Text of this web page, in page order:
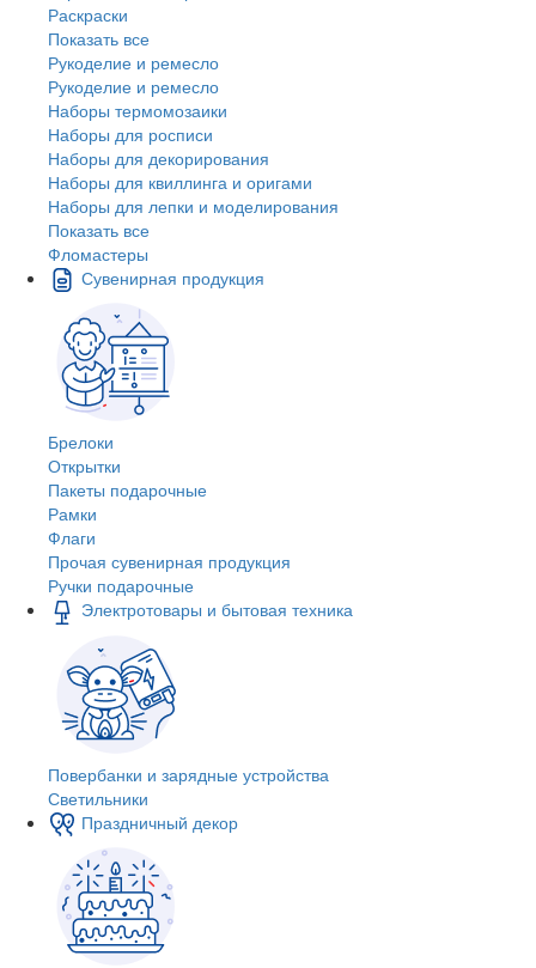
Раскраски
Показать все
Рукоделие и ремесло
Рукоделие и ремесло
Наборы термомозаики
Наборы для росписи
Наборы для декорирования
Наборы для квиллинга и оригами
Наборы для лепки и моделирования
Показать все
Фломастеры
Сувенирная продукция
Брелоки
Открытки
Пакеты подарочные
Рамки
Флаги
Прочая сувенирная продукция
Ручки подарочные
Электротовары и бытовая техника
Повербанки и зарядные устройства
Светильники
Праздничный декор